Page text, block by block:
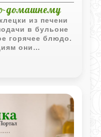
домашнему
из печени
в бульоне
горячее блюдо.
они
по